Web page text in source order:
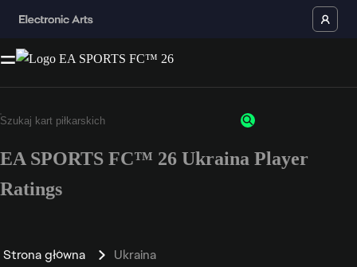
EA SPORTS FC™ 26 Ukraina Player
Ratings
Strona główna Ukraina